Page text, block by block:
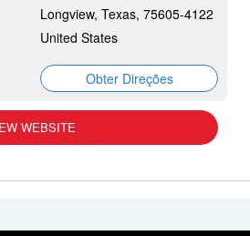
Longview, Texas, 75605-4122
United States
Obter Direções
WEBSITE